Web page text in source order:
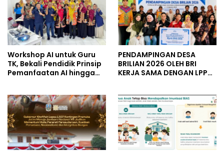
Workshop AI untuk Guru
TK, Bekali Pendidik Prinsip
Pemanfaatan AI hingga
PENDAMPINGAN DESA
BRILIAN 2026 OLEH BRI
KERJA SAMA DENGAN LPPM